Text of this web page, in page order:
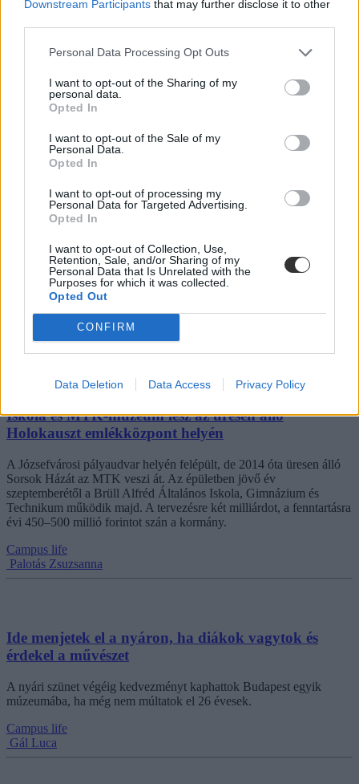
Downstream Participants that may further disclose it to other
Personal Data Processing Opt Outs
I want to opt-out of the Sharing of my
personal data.
Opted In
I want to opt-out of the Sale of my
Personal Data.
Opted In
I want to opt-out of processing my
Personal Data for Targeted Advertising.
Opted In
I want to opt-out of Collection, Use,
Retention, Sale, and/or Sharing of my
Personal Data that Is Unrelated with the
Purposes for which it was collected.
Opted Out
CONFIRM
Data Deletion Data Access Privacy Policy
Veresegyház pont abba a választókörzetbe esik, ahol Hankó
hagyományosan indulni szokott a választásokon.
Közoktatás
Kurucz-Gáspár Tünde
legnagyobb régészeti múzeuma
Huszonkét évnyi várakozás, forradalmak, világjárvány és
civilizációknak szentelt múzeuma. A több mint 100 ezer műkincset
bemutató Grand Egyptian Museum közvetlenül a gízai piramisok
mellett várja a látogatókat – és már most a modern építészet egyik
csodájaként emlegetik.
Palotás Zsuzsanna
Iskola és MTK-múzeum lesz az üresen álló
Holokauszt emlékközpont helyén
A Józsefvárosi pályaudvar helyén felépült, de 2014 óta üresen álló
Sorsok Házát az MTK veszi át. Az épületben jövő év
szeptemberétől a Brüll Alfréd Általános Iskola, Gimnázium és
Technikum működik majd. A tervezésre két milliárdot, a fenntartásra
évi 450–500 millió forintot szán a kormány.
Campus life
Palotás Zsuzsanna
Ide menjetek el a nyáron, ha diákok vagytok és
érdekel a művészet
A nyári szünet végéig kedvezményt kaphattok Budapest egyik
múzeumába, ha még nem múltatok el 26 évesek.
Campus life
Gál Luca